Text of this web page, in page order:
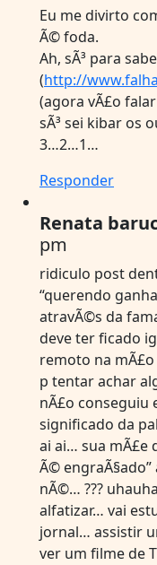
Eu me divirto
Ã© foda.
Ah, sÃ³ para
(http://
(agora vÃ£o
sÃ³ sei kibar os
3…2…1…
Responder
Renata
pm
ridiculo post
“querendo
atravÃ©s da
deve ter ficado
remoto na mÃ£o
p tentar achar
nÃ£o conseguiu
significado da
ai ai… sua mÃ£e
Ã©
nÃ©… ???
alfatizar… vai
jornal… assistir
ver um filme de